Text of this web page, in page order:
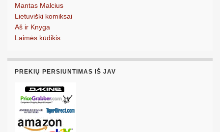
Mantas Malcius
Lietuviški komiksai
Aš ir Knyga
Laimės kūdikis
PREKIŲ PERSIUNTIMAS IŠ JAV